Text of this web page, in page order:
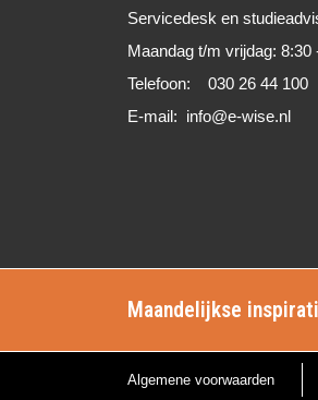
Servicedesk en
Maandag t/m vrijdag: 8:30
Telefoon: 030 26 44 100
E-mail: info@e-wise.nl
Maandelijkse
Algemene voorwaarden